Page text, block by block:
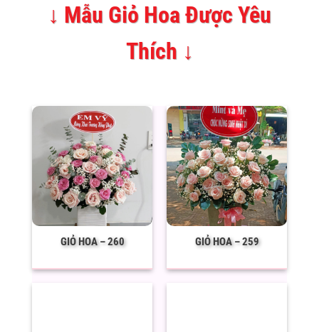
↓ Mẫu Giỏ Hoa Được Yêu
Thích ↓
GIỎ HOA – 260 GIỎ HOA – 259